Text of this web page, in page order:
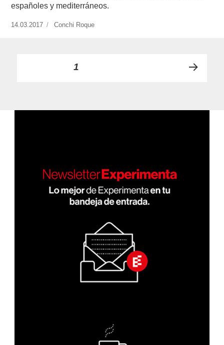
españoles y mediterráneos.
Publicado
14.03.2017
https://www.experimenta.es/author/conchi-
Conchi Roque
Paginación
entradas
PÁGINA1